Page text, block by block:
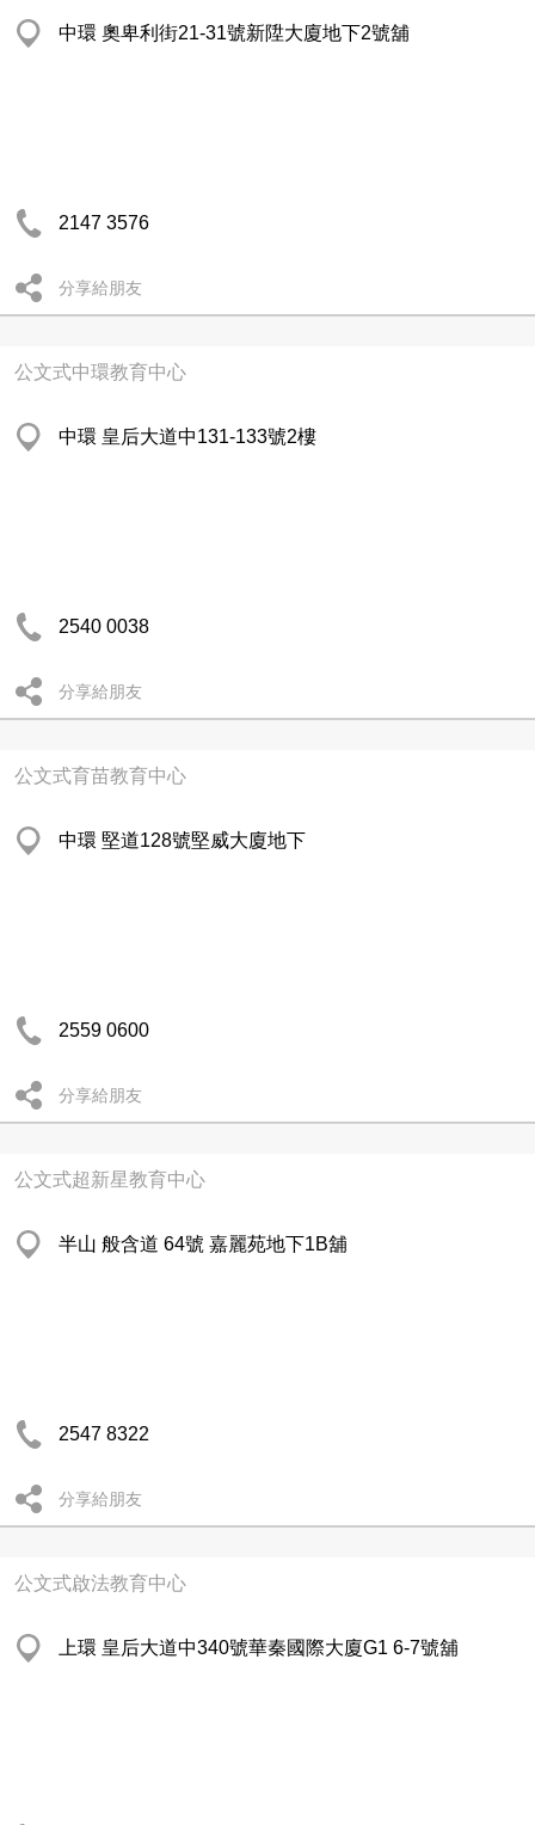
中環 奧卑利街21-31號新陞大廈地下2號舖
2147 3576
分享給朋友
公文式中環教育中心
中環 皇后大道中131-133號2樓
2540 0038
分享給朋友
公文式育苗教育中心
中環 堅道128號堅威大廈地下
2559 0600
分享給朋友
公文式超新星教育中心
半山 般含道 64號 嘉麗苑地下1B舖
2547 8322
分享給朋友
公文式啟法教育中心
上環 皇后大道中340號華秦國際大廈G1 6-7號舖